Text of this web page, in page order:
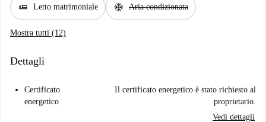
airline_seat_flat Letto matrimoniale ac_unit Aria condizionata
Mostra tutti (12)
Dettagli
Certificato
energetico
Il certificato energetico è stato richiesto al
proprietario.
Vedi dettagli